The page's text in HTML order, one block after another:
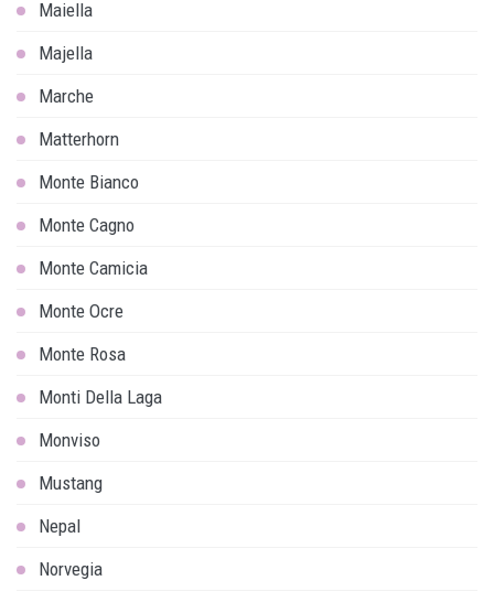
Maiella
Majella
Marche
Matterhorn
Monte Bianco
Monte Cagno
Monte Camicia
Monte Ocre
Monte Rosa
Monti Della Laga
Monviso
Mustang
Nepal
Norvegia